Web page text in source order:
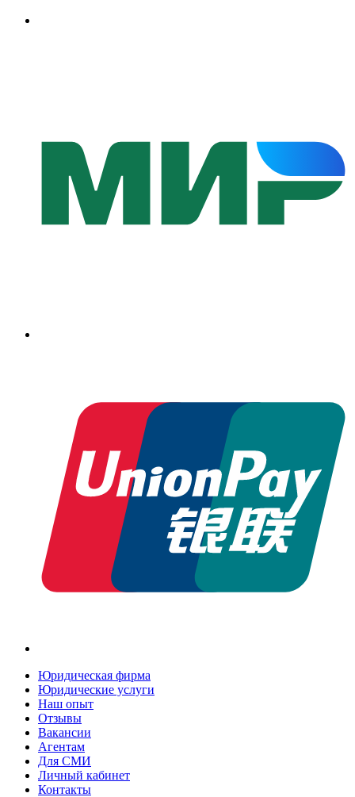
Юридическая фирма
Юридические услуги
Наш опыт
Отзывы
Вакансии
Агентам
Для СМИ
Личный кабинет
Контакты